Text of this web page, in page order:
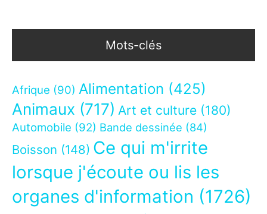
Mots-clés
Afrique (90) Alimentation (425)
Animaux (717) Art et culture (180)
Automobile (92) Bande dessinée (84)
Boisson (148) Ce qui m'irrite
lorsque j'écoute ou lis les
organes d'information (1726)